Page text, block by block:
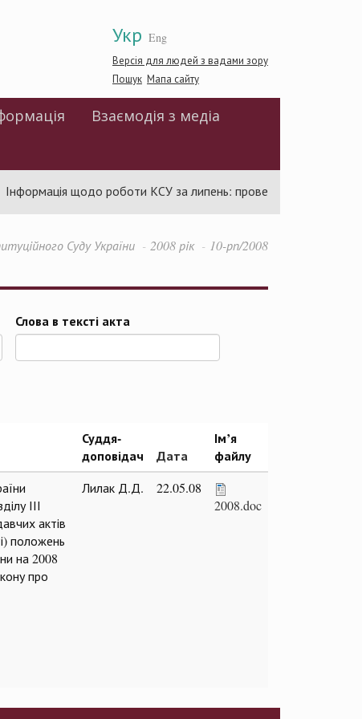
Укр Eng
Версія для людей з вадами зору
Пошук Мапа сайту
Взаємодія з медіа
Інформація щодо роботи КСУ за липень: проведено 94 засідання
Суду України 2008 рік 10-рп/2008
Слова в тексті акта
Суддя-
доповідач
Дата
Ім’я
файлу
ІІІ
актів
положень
на 2008
про
Лилак Д.Д.
22.05.08
2008.doc